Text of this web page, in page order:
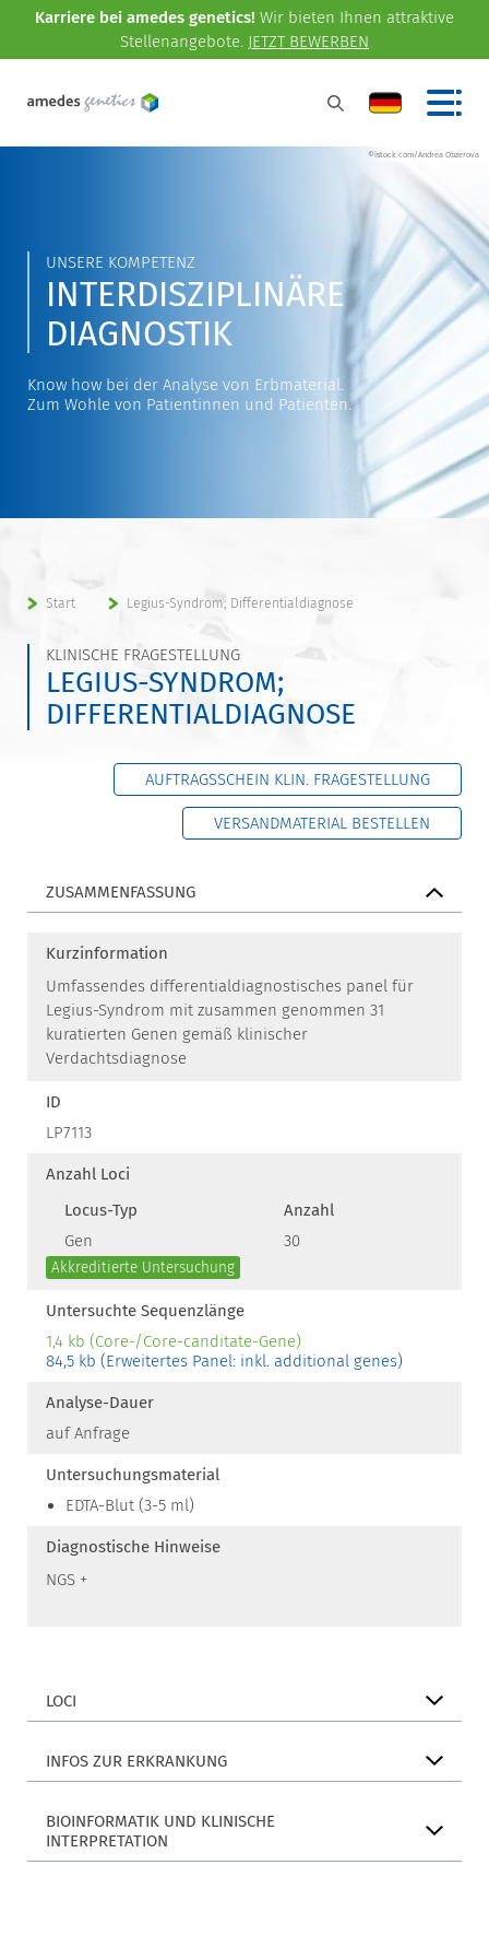
Karriere bei amedes genetics! Wir bieten Ihnen attraktive
Stellenangebote. JETZT BEWERBEN
©istock.com/Andrea Obzerova
UNSERE KOMPETENZ
INTERDISZIPLINÄRE
DIAGNOSTIK
Know how bei der Analyse von Erbmaterial.
Zum Wohle von Patientinnen und Patienten.
Start Legius-Syndrom; Differentialdiagnose
KLINISCHE FRAGESTELLUNG
LEGIUS-SYNDROM;
DIFFERENTIALDIAGNOSE
AUFTRAGSSCHEIN KLIN. FRAGESTELLUNG
VERSANDMATERIAL BESTELLEN
ZUSAMMENFASSUNG
Kurzinformation
Umfassendes differentialdiagnostisches panel für
Legius-Syndrom mit zusammen genommen 31
kuratierten Genen gemäß klinischer
Verdachtsdiagnose
ID
LP7113
Anzahl Loci
Locus-Typ
Anzahl
Gen
30
Akkreditierte Untersuchung
Untersuchte Sequenzlänge
1,4 kb (Core-/Core-canditate-Gene)
84,5 kb (Erweitertes Panel: inkl. additional genes)
Analyse-Dauer
auf Anfrage
Untersuchungsmaterial
EDTA-Blut (3-5 ml)
Diagnostische Hinweise
NGS +
LOCI
INFOS ZUR ERKRANKUNG
BIOINFORMATIK UND KLINISCHE
INTERPRETATION